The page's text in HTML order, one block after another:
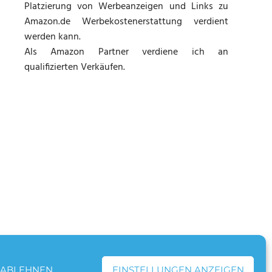
ABLEHNEN EINSTELLUNGEN ANZEIGEN
Platzierung von Werbeanzeigen und Links zu
Amazon.de Werbekostenerstattung verdient
werden kann.
Als Amazon Partner verdiene ich an
qualifizierten Verkäufen.